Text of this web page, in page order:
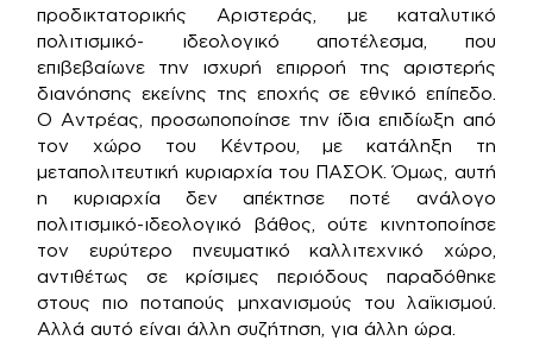
προδικτατορικής Αριστεράς, με καταλυτικό
πολιτισμικό- ιδεολογικό αποτέλεσμα, που
επιβεβαίωνε την ισχυρή επιρροή της αριστερής
διανόησης εκείνης της εποχής σε εθνικό επίπεδο.
Ο Αντρέας, προσωποποίησε την ίδια επιδίωξη από
τον χώρο του Κέντρου, με κατάληξη τη
μεταπολιτευτική κυριαρχία του ΠΑΣΟΚ. Όμως, αυτή
η κυριαρχία δεν απέκτησε ποτέ ανάλογο
πολιτισμικό-ιδεολογικό βάθος, ούτε κινητοποίησε
τον ευρύτερο πνευματικό καλλιτεχνικό χώρο,
αντιθέτως σε κρίσιμες περιόδους παραδόθηκε
στους πιο ποταπούς μηχανισμούς του λαϊκισμού.
Αλλά αυτό είναι άλλη συζήτηση, για άλλη ώρα.